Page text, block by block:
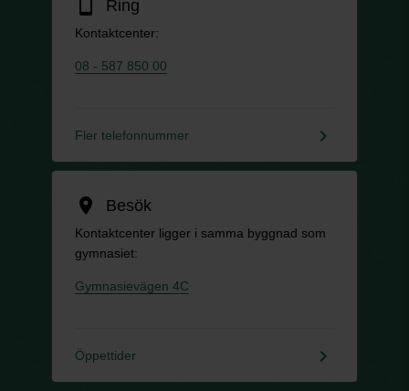
smartphone Ring
Kontaktcenter:
08 - 587 850 00
Fler telefonnummer keyboard_arrow_right
location_on Besök
Kontaktcenter ligger i samma byggnad som
gymnasiet:
Gymnasievägen 4C
Öppettider keyboard_arrow_right